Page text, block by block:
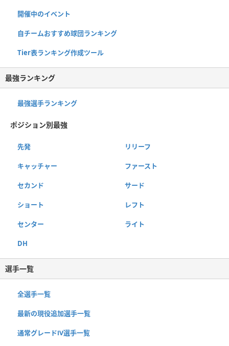
開催中のイベント
自チームおすすめ球団ランキング
Tier表ランキング作成ツール
最強ランキング
最強選手ランキング
ポジション別最強
先発 リリーフ
キャッチャー ファースト
セカンド サード
ショート レフト
センター ライト
DH
選手一覧
全選手一覧
最新の現役追加選手一覧
通常グレードⅣ選手一覧